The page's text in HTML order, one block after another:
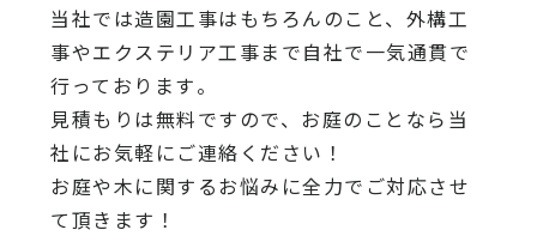
当社では造園工事はもちろんのこと、 外構工
事やエクステリア工事まで自社で一気通貫で
行っております。
見積もりは無料ですので、 お庭のことなら当
社にお気軽にご連絡ください！
お庭や木に関するお悩みに全力でご対応させ
て頂きます！